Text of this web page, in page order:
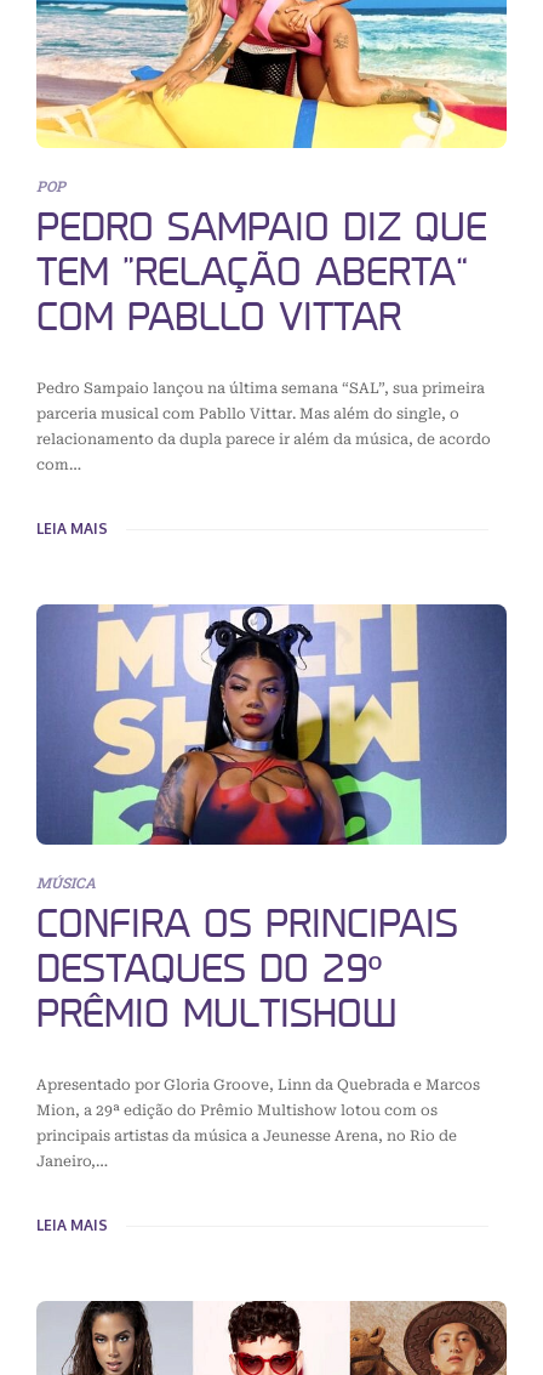
POP
PEDRO SAMPAIO DIZ QUE
TEM “RELAÇÃO ABERTA”
COM PABLLO VITTAR
Pedro Sampaio lançou na última semana “SAL”, sua primeira
parceria musical com Pabllo Vittar. Mas além do single, o
relacionamento da dupla parece ir além da música, de acordo
com…
LEIA MAIS
MÚSICA
CONFIRA OS PRINCIPAIS
DESTAQUES DO 29º
PRÊMIO MULTISHOW
Apresentado por Gloria Groove, Linn da Quebrada e Marcos
Mion, a 29ª edição do Prêmio Multishow lotou com os
principais artistas da música a Jeunesse Arena, no Rio de
Janeiro,…
LEIA MAIS